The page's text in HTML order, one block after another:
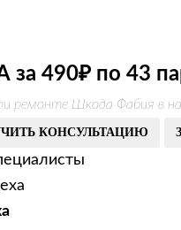
490₽ по 43
ремонте Шкода Фабия в
КОНСУЛЬТАЦИЮ